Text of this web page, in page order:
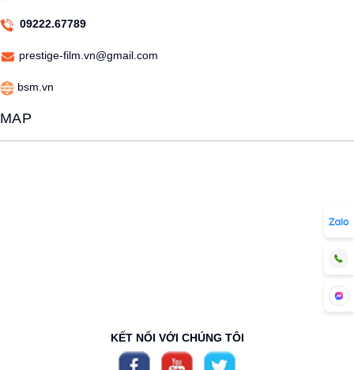
09222.67789
prestige-film.vn@gmail.com
bsm.vn
MAP
KẾT NỐI VỚI CHÚNG TÔI